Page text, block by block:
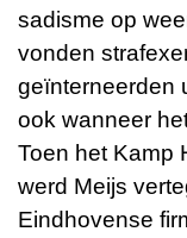
sadisme op
vonden
geïnterneerden
ook wanneer
Toen het Kamp
werd Meijs
Eindhovense